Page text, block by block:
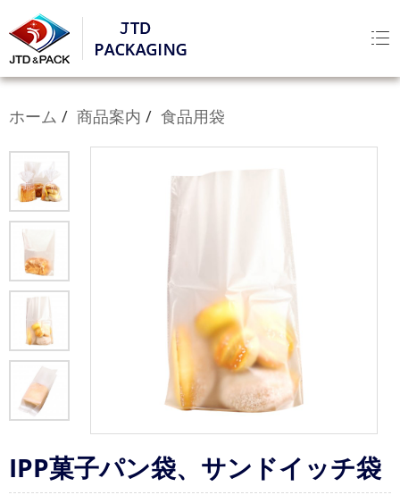
ホーム 商品案内 食品用袋
IPP菓子パン袋、サンドイッチ袋